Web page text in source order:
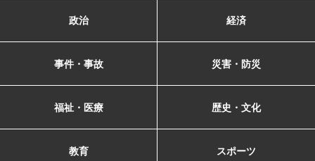
政治 経済
事件・事故 災害・防災
福祉・医療 歴史・文化
教育 スポーツ